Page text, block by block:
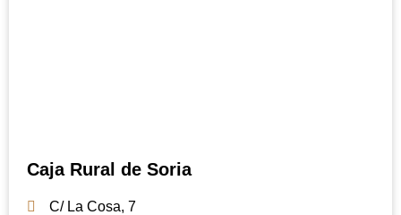
Caja Rural de Soria
C/ La Cosa, 7